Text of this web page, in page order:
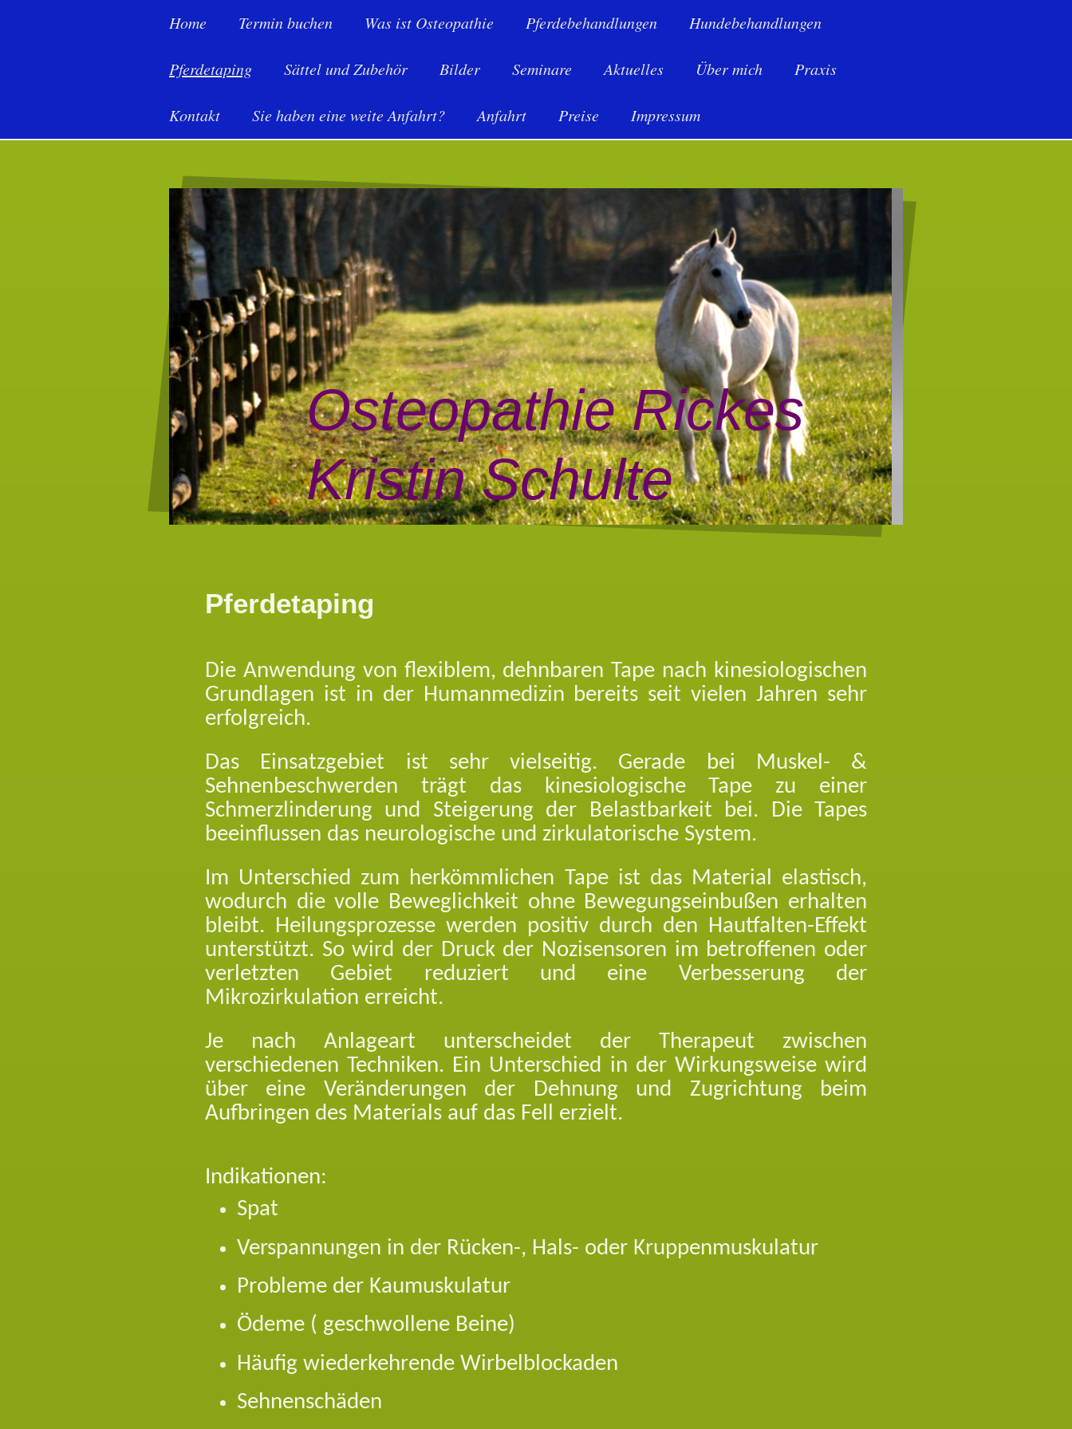
Home Termin buchen Was ist Osteopathie Pferdebehandlungen Hundebehandlungen
Pferdetaping Sättel und Zubehör Bilder Seminare Aktuelles Über mich Praxis
Kontakt Sie haben eine weite Anfahrt? Anfahrt Preise Impressum
Osteopathie Rickes
Kristin Schulte
Pferdetaping
Die Anwendung von flexiblem, dehnbaren Tape nach kinesiologischen
Grundlagen ist in der Humanmedizin bereits seit vielen Jahren sehr
erfolgreich.
Das Einsatzgebiet ist sehr vielseitig. Gerade bei Muskel- &
Sehnenbeschwerden trägt das kinesiologische Tape zu einer
Schmerzlinderung und Steigerung der Belastbarkeit bei. Die Tapes
beeinflussen das neurologische und zirkulatorische System.
Im Unterschied zum herkömmlichen Tape ist das Material elastisch,
wodurch die volle Beweglichkeit ohne Bewegungseinbußen erhalten
bleibt. Heilungsprozesse werden positiv durch den Hautfalten-Effekt
unterstützt. So wird der Druck der Nozisensoren im betroffenen oder
verletzten Gebiet reduziert und eine Verbesserung der
Mikrozirkulation erreicht.
Je nach Anlageart unterscheidet der Therapeut zwischen
verschiedenen Techniken. Ein Unterschied in der Wirkungsweise wird
über eine Veränderungen der Dehnung und Zugrichtung beim
Aufbringen des Materials auf das Fell erzielt.
Indikationen:
Spat
Verspannungen in der Rücken-, Hals- oder Kruppenmuskulatur
Probleme der Kaumuskulatur
Ödeme ( geschwollene Beine)
Häufig wiederkehrende Wirbelblockaden
Sehnenschäden